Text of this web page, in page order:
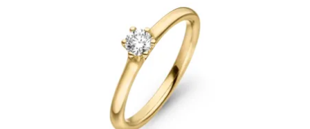
ROLEX CERTIFIED PRE-OWNED